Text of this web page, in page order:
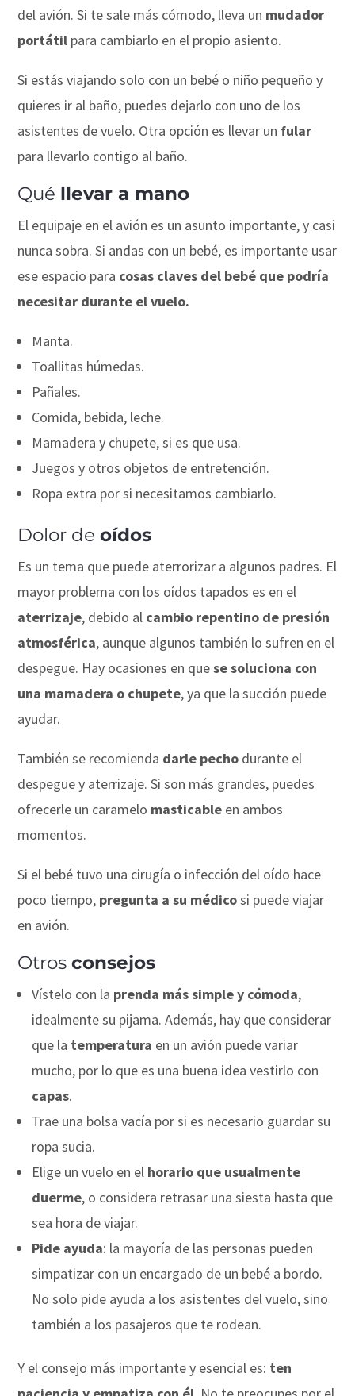
del avión. Si te sale más cómodo, lleva un mudador
portátil para cambiarlo en el propio asiento.
Si estás viajando solo con un bebé o niño pequeño y
quieres ir al baño, puedes dejarlo con uno de los
asistentes de vuelo. Otra opción es llevar un fular
para llevarlo contigo al baño.
Qué llevar a mano
El equipaje en el avión es un asunto importante, y casi
nunca sobra. Si andas con un bebé, es importante usar
ese espacio para cosas claves del bebé que podría
necesitar durante el vuelo.
Manta.
Toallitas húmedas.
Pañales.
Comida, bebida, leche.
Mamadera y chupete, si es que usa.
Juegos y otros objetos de entretención.
Ropa extra por si necesitamos cambiarlo.
Dolor deoídos
Es un tema que puede aterrorizar a algunos padres. El
mayor problema con los oídos tapados es en el
aterrizaje, debido al cambio repentino de presión
atmosférica, aunque algunos también lo sufren en el
despegue. Hay ocasiones en quese soluciona con
una mamadera o chupete, ya que la succión puede
ayudar.
También se recomienda darle pecho durante el
despegue y aterrizaje. Si son más grandes, puedes
ofrecerle un caramelo masticable en ambos
momentos.
Si el bebé tuvo una cirugía o infección del oído hace
poco tiempo, pregunta a su médicosi puede viajar
en avión.
Otrosconsejos
Vístelo con la prenda más simple y cómoda,
idealmente su pijama. Además, hay que considerar
que la temperatura en un avión puede variar
mucho, por lo que es una buena idea vestirlo con
capas.
Trae una bolsa vacía por si es necesario guardar su
ropa sucia.
Elige un vuelo en el horario que usualmente
duerme, o considera retrasar una siesta hasta que
sea hora de viajar.
Pide ayuda: la mayoría de las personas pueden
simpatizar con un encargado de un bebé a bordo.
No solo pide ayuda a los asistentes del vuelo, sino
también a los pasajeros que te rodean.
Y el consejo más importante y esencial es: ten